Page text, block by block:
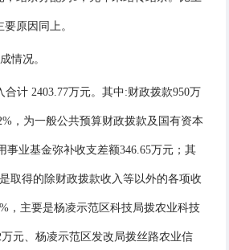
原因同上。
情况。
合计 2403.77万元。其中:财政拨款950万
%，为一般公共预算财政拨款及国有资本
事业基金弥补收支差额346.65万元； 其
取得的除财政拨款收入等以外的各项收
%，主要是杨凌示范区科技局拨农业科技
万元、杨凌示范区发改局拨丝路农业信